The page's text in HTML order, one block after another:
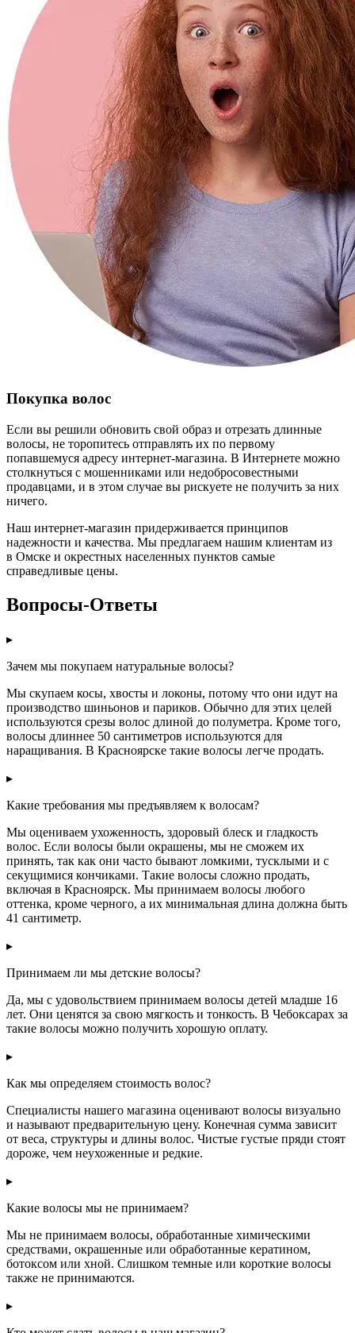
Покупка волос
Если вы решили обновить свой образ и отрезать длинные
волосы, не торопитесь отправлять их по первому
попавшемуся адресу интернет-магазина. В Интернете можно
столкнуться с мошенниками или недобросовестными
продавцами, и в этом случае вы рискуете не получить за них
ничего.
Наш интернет-магазин придерживается принципов
надежности и качества. Мы предлагаем нашим клиентам из
в Омске и окрестных населенных пунктов самые
справедливые цены.
Вопросы-Ответы
▸
Зачем мы покупаем натуральные волосы?
Мы скупаем косы, хвосты и локоны, потому что они идут на
производство шиньонов и париков. Обычно для этих целей
используются срезы волос длиной до полуметра. Кроме того,
волосы длиннее 50 сантиметров используются для
наращивания. В Красноярске такие волосы легче продать.
▸
Какие требования мы предъявляем к волосам?
Мы оцениваем ухоженность, здоровый блеск и гладкость
волос. Если волосы были окрашены, мы не сможем их
принять, так как они часто бывают ломкими, тусклыми и с
секущимися кончиками. Такие волосы сложно продать,
включая в Красноярск. Мы принимаем волосы любого
оттенка, кроме черного, а их минимальная длина должна быть
41 сантиметр.
▸
Принимаем ли мы детские волосы?
Да, мы с удовольствием принимаем волосы детей младше 16
лет. Они ценятся за свою мягкость и тонкость. В Чебоксарах за
такие волосы можно получить хорошую оплату.
▸
Как мы определяем стоимость волос?
Специалисты нашего магазина оценивают волосы визуально
и называют предварительную цену. Конечная сумма зависит
от веса, структуры и длины волос. Чистые густые пряди стоят
дороже, чем неухоженные и редкие.
▸
Какие волосы мы не принимаем?
Мы не принимаем волосы, обработанные химическими
средствами, окрашенные или обработанные кератином,
ботоксом или хной. Слишком темные или короткие волосы
также не принимаются.
▸